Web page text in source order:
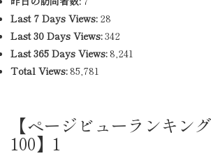
Last 7 Days Views: 28
Last 30 Days Views:342
Last 365 Days Views:8,241
Total Views:85,781
【ページビューランキン
100】1